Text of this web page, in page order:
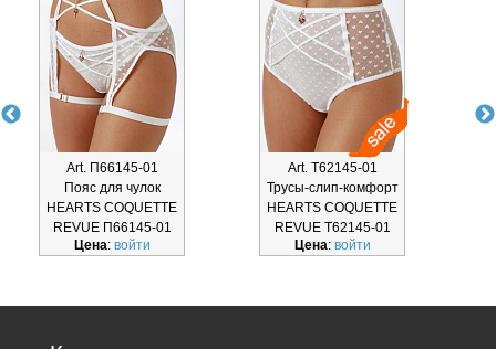
Art. П66145-01
Пояс для чулок
HEARTS COQUETTE
REVUE П66145-01
Цена: войти
Art. Т62145-01
Трусы-слип-комфорт
HEARTS COQUETTE
REVUE Т62145-01
Цена: войти